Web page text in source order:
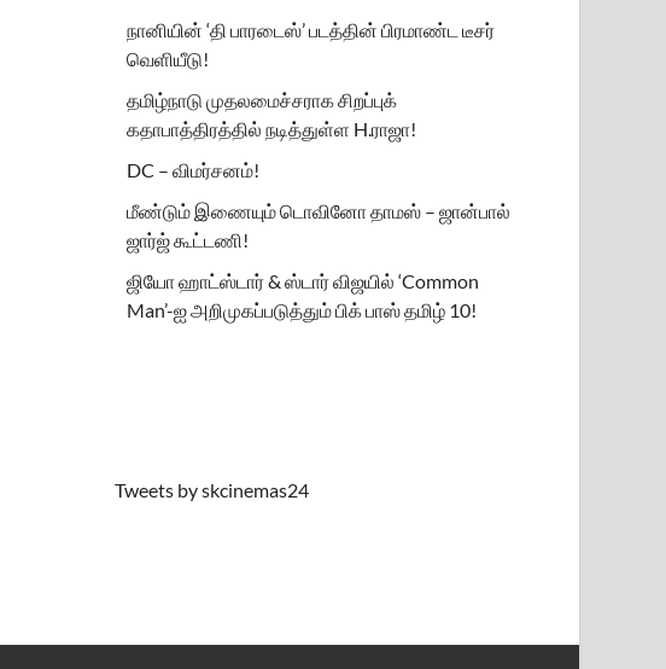
நானியின் ‘தி பாரடைஸ்’ படத்தின் பிரமாண்ட டீசர்
வெளியீடு!
தமிழ்நாடு முதலமைச்சராக சிறப்புக்
கதாபாத்திரத்தில் நடித்துள்ள H.ராஜா!
DC – விமர்சனம்!
மீண்டும் இணையும் டொவினோ தாமஸ் – ஜான்பால்
ஜார்ஜ் கூட்டணி!
ஜியோ ஹாட்ஸ்டார் & ஸ்டார் விஜயில் ‘Common
Man’-ஐ அறிமுகப்படுத்தும் பிக் பாஸ் தமிழ் 10!
Tweets by skcinemas24